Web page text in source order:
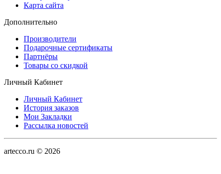
Карта сайта
Дополнительно
Производители
Подарочные сертификаты
Партнёры
Товары со скидкой
Личный Кабинет
Личный Кабинет
История заказов
Мои Закладки
Рассылка новостей
artecco.ru © 2026